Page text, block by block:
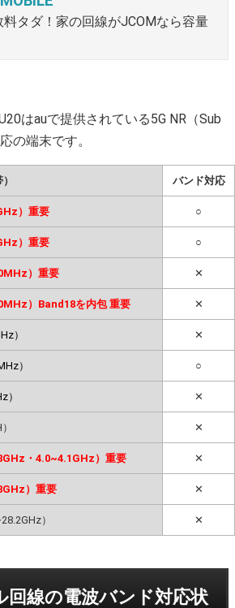
タダ！家の回線がJCOMなら容量
はauで提供されている5G NR（Sub
の端末です。
バンド対応
）重要 ○
）重要 ○
）重要 ✕
）Band18を内包 重要 ✕
） ✕
） ○
） ✕
✕
・4.0~4.1GHz）重要 ✕
）重要 ✕
） ✕
回線の電波バンド対応状